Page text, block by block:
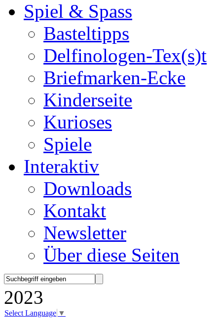
Spiel & Spass
Basteltipps
Delfinologen-Tex(s)t
Briefmarken-Ecke
Kinderseite
Kurioses
Spiele
Interaktiv
Downloads
Kontakt
Newsletter
Über diese Seiten
2023
Select Language ▼